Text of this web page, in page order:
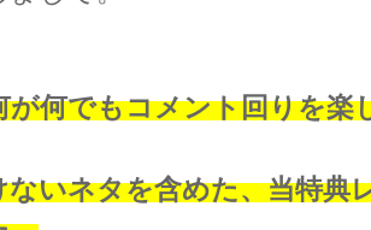
が何でもコメント回りを楽
ないネタを含めた、当特典